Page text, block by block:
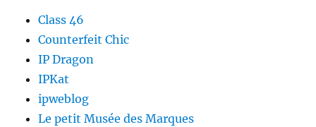
Class 46
Counterfeit Chic
IP Dragon
IPKat
ipweblog
Le petit Musée des Marques